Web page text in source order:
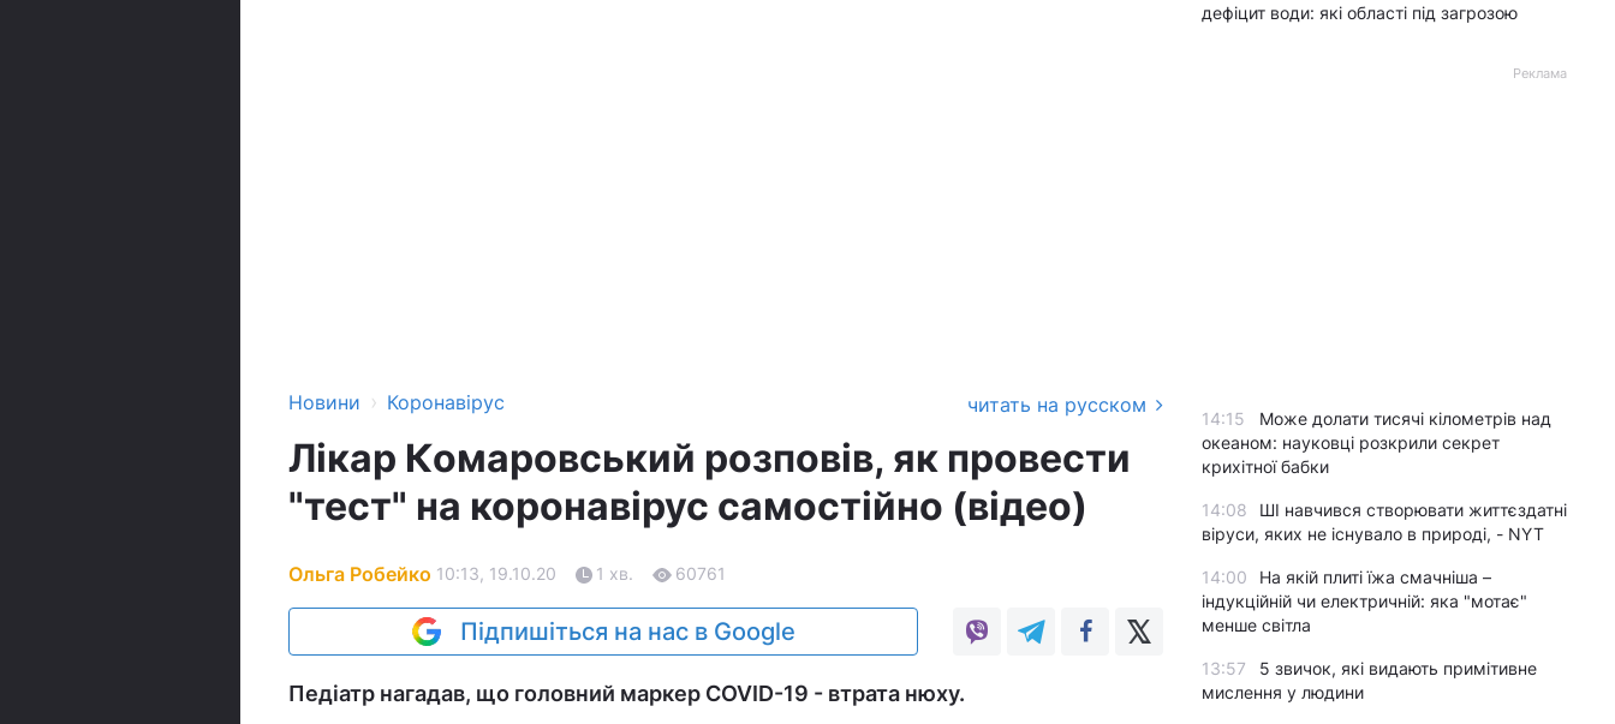
Новини › Коронавірус читать на русском
Лікар Комаровський розповів, як провести
"тест" на коронавірус самостійно (відео)
Ольга Робейко 10:13, 19.10.20 1 хв. 60761
Підпишіться на нас в Google
Педіатр нагадав, що головний маркер COVID-19 - втрата нюху.
дефіцит води: які області під загрозою
Реклама
14:15
Може долати тисячі кілометрів над
океаном: науковці розкрили секрет
крихітної бабки
14:08
ШІ навчився створювати життєздатні
віруси, яких не існувало в природі, - NYT
14:00
На якій плиті їжа смачніша –
індукційній чи електричній: яка "мотає"
менше світла
13:57
5 звичок, які видають примітивне
мислення у людини